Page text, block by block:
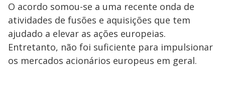
O acordo somou-se a uma recente onda de
atividades de fusões e aquisições que tem
ajudado a elevar as ações europeias.
Entretanto, não foi suficiente para impulsionar
os mercados acionários europeus em geral.